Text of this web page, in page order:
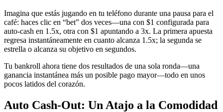
Imagina que estás jugando en tu teléfono durante una pausa para el
café: haces clic en “bet” dos veces—una con $1 configurada para
auto‑cash en 1.5x, otra con $1 apuntando a 3x. La primera apuesta
regresa instantáneamente en cuanto alcanza 1.5x; la segunda se
estrella o alcanza su objetivo en segundos.
Tu bankroll ahora tiene dos resultados de una sola ronda—una
ganancia instantánea más un posible pago mayor—todo en unos
pocos latidos del corazón.
Auto Cash‑Out: Un Atajo a la Comodidad